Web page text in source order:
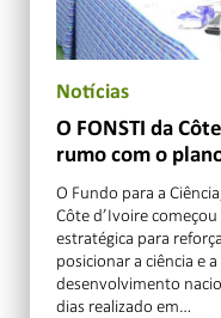
Notícias
O FONSTI da
rumo com o
O Fundo para a
Côte d’Ivoire
estratégica para
posicionar a ciência e
desenvolvimento
dias realizado em…